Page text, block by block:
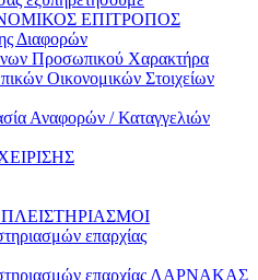
ΕΠΙΤΡΟΠΟΣ
Διαφορών
Προσωπικού Χαρακτήρα
Οικονομικών Στοιχείων
Αναφορών / Καταγγελιών
επαρχίας
επαρχίας ΛΑΡΝΑΚΑΣ